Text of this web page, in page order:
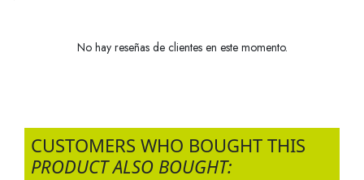
No hay reseñas de clientes en este momento.
CUSTOMERS WHO BOUGHT THIS
PRODUCT ALSO BOUGHT: